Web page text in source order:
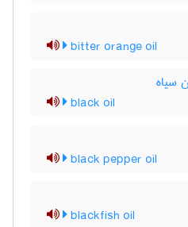
bitter orange oil
سیاه
black oil
black pepper oil
blackfish oil